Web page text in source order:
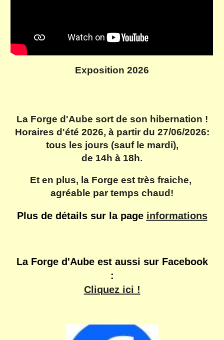
Exposition 2026
La Forge d'Aube sort de son hibernation !
Horaires d'été 2026, à partir du 27/06/2026:
tous les jours (sauf le mardi),
de 14h à 18h.
Et en plus, la Forge est très fraiche,
agréable par temps chaud!
Plus de détails sur la page informations
La Forge d'Aube est aussi sur Facebook
:
Cliquez ici !